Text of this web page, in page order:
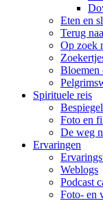
Eten en
Terug
Op zoek
Bloemen
Spirituele reis
Foto en
De weg
Ervaringen
Weblogs
Podcast
Foto- en